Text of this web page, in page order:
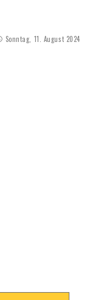
Sonntag, 11. August 2024